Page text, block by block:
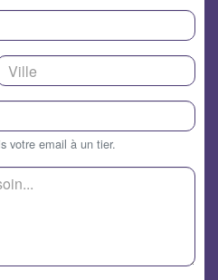
votre email à un tier.